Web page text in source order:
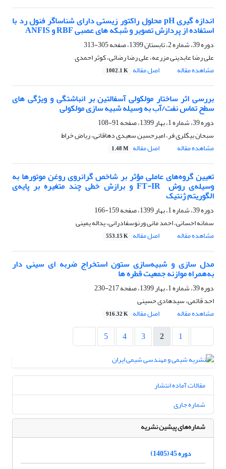
اندازه گیری pH محلول راکتور زیستی دارای شناساگر فنول رد با
استفاده از پردازش تصویر و شبکه های عصبی RBF و ANFIS
دوره 39، شماره 2، تابستان 1399، صفحه
305-313
علی رضا عابدینی مزرعه، علی رضا رضائی، کوثر احمدی
مشاهده مقاله
اصل مقاله 1002.1 K
بررسی اثر ساختار مولکولی آسفالتین بر انباشتگی و ویژگی های
سطح تماس نفت/آب به وسیله شبیه سازی مولکولی
دوره 39، شماره 1، بهار 1399، صفحه
91-108
سبحان بیگلری فر، امیرحسین سعیدی دهاقانی، ریاض خراط
مشاهده مقاله
اصل مقاله 1.48 M
تعیین گروه‌های عاملی مؤثر بر شاخص گرانروی روغن موتور‌ها به
وسیله‌ی روش ‌ FT-IR و برازش خطی چند متغیره بر پایه‌ی
الگوریتم ژنتیک
دوره 39، شماره 1، بهار 1399، صفحه
159-166
سمانه احسانی، احمد مانی ورنوسفادرانی، یداله یمینی
مشاهده مقاله
اصل مقاله 553.15 K
مدل سازی و شبیه‌سازی ستون استخراج ضربه ای سینی دار
به‌همراه موازنه جمعیت قطره ها
دوره 39، شماره 1، بهار 1399، صفحه
217-230
احد قائمی، سیدهادی حسینی
مشاهده مقاله
اصل مقاله 916.32 K
1
2
3
4
5
مقالات آماده انتشار
شماره جاری
شماره‌های پیشین نشریه
دوره 45 (1405)